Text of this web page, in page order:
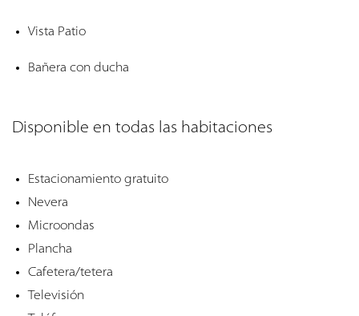
Vista Patio
Bañera con ducha
Disponible en todas las habitaciones
Estacionamiento gratuito
Nevera
Microondas
Plancha
Cafetera/tetera
Televisión